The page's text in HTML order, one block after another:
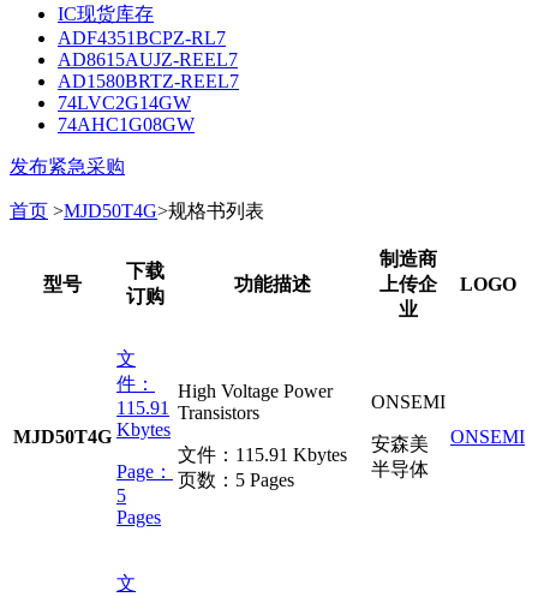
IC现货库存
ADF4351BCPZ-RL7
AD8615AUJZ-REEL7
AD1580BRTZ-REEL7
74LVC2G14GW
74AHC1G08GW
发布紧急采购
首页 >MJD50T4G>规格书列表
型号
下载
订购
功能描述
制造商
上传企
业
LOGO
MJD50T4G
文
件：
115.91
Kbytes
Page：
5
Pages
High Voltage Power
Transistors
文件： 115.91 Kbytes
页数： 5 Pages
ONSEMI
安森美
半导体
ONSEMI
文